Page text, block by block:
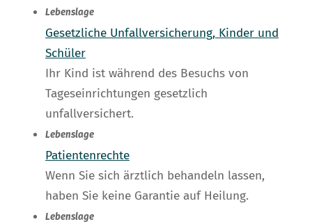
Lebenslage
Gesetzliche Unfallversicherung, Kinder und
Schüler
Ihr Kind ist während des Besuchs von
Tageseinrichtungen gesetzlich
unfallversichert.
Lebenslage
Patientenrechte
Wenn Sie sich ärztlich behandeln lassen,
haben Sie keine Garantie auf Heilung.
Lebenslage